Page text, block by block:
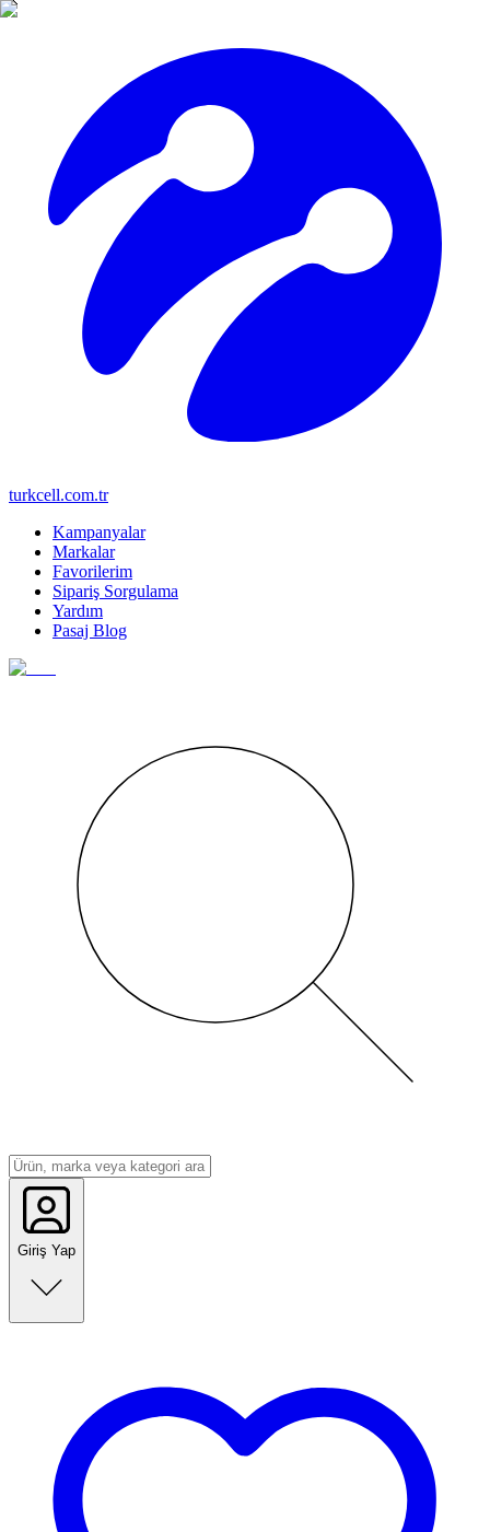
turkcell.com.tr
Kampanyalar
Markalar
Favorilerim
Sipariş Sorgulama
Yardım
Pasaj Blog
Giriş Yap